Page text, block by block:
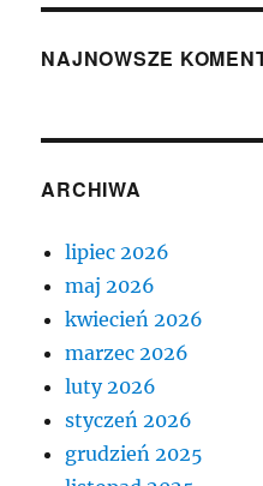
NAJNOWSZE
ARCHIWA
lipiec 2026
maj 2026
kwiecień 2026
marzec 2026
luty 2026
styczeń 2026
grudzień 2025